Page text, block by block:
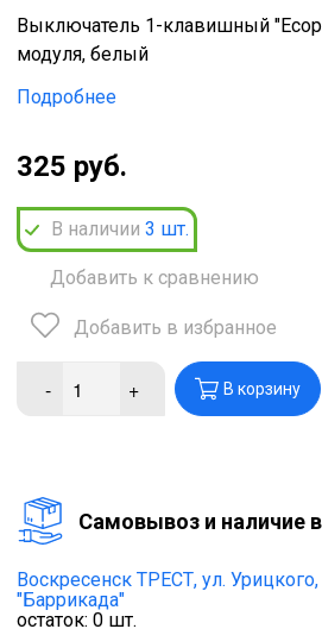
Выключатель 1-клавишный
модуля, белый
Подробнее
325 руб.
В наличии 3 шт.
Добавить к сравнению
Добавить в избранное
- + В корзину
Cамовывоз и наличие
Воскресенск ТРЕСТ, ул.
"Баррикада"
остаток: 0 шт.